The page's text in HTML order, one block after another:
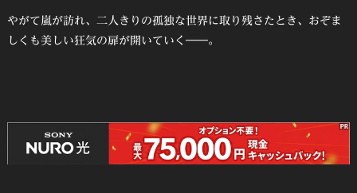
やがて嵐が訪れ、⼆⼈きりの孤独な世界に取り残さたとき、おぞま
しくも美しい狂気の扉が開いていく――。